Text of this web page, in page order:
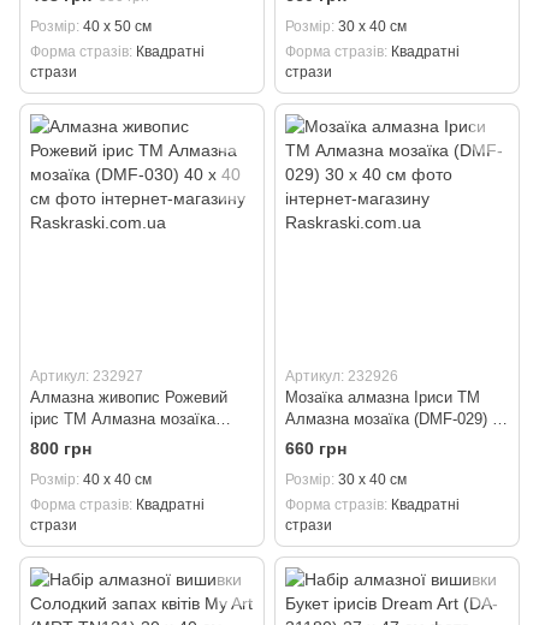
Розмір 40 х 50 см
Форма стразів Квадратні
стрази
Розмір 30 х 40 см
Форма стразів Квадратні
стрази
Артикул: 232927
Алмазна живопис Рожевий
ірис ТМ Алмазна мозаїка
(DMF-030) 40 х 40 см
800 грн
Розмір 40 х 40 см
Форма стразів Квадратні
стрази
Артикул: 232926
Мозаїка алмазна Іриси ТМ
Алмазна мозаїка (DMF-029) 30
х 40 см
660 грн
Розмір 30 х 40 см
Форма стразів Квадратні
стрази